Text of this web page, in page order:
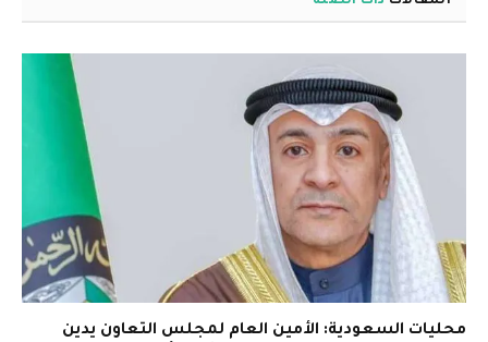
محليات السعودية: الأمين العام لمجلس التعاون يدين